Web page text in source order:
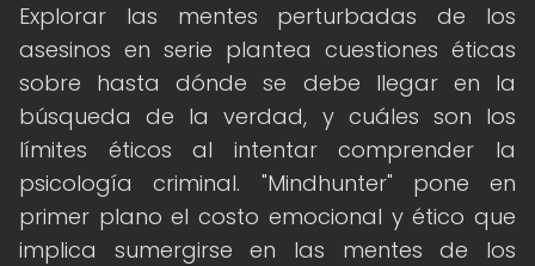
Explorar las mentes perturbadas de los
asesinos en serie plantea cuestiones éticas
sobre hasta dónde se debe llegar en la
búsqueda de la verdad, y cuáles son los
límites éticos al intentar comprender la
psicología criminal. "Mindhunter" pone en
primer plano el costo emocional y ético que
implica sumergirse en las mentes de los